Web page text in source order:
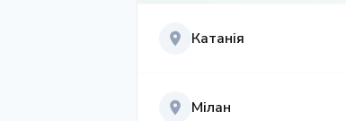
Катанія
Мілан